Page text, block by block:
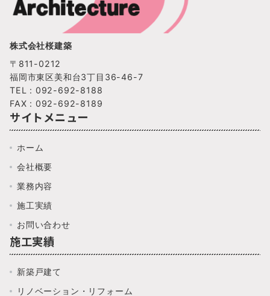
株式会社桜建築
〒811-0212
福岡市東区美和台3丁目36-46-7
TEL : 092-692-8188
FAX : 092-692-8189
サイトメニュー
ホーム
会社概要
業務内容
施工実績
お問い合わせ
施工実績
新築戸建て
リノベーション・リフォーム